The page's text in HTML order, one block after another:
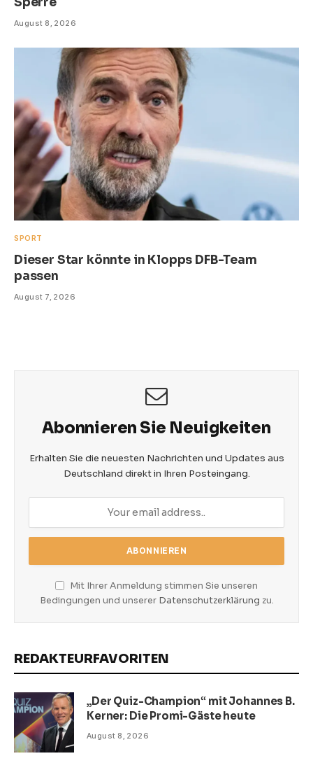
August 8, 2026
SPORT
Dieser Star könnte in Klopps DFB-Team
passen
August 7, 2026
Abonnieren Sie Neuigkeiten
Erhalten Sie die neuesten Nachrichten und Updates aus
Deutschland direkt in Ihren Posteingang.
Mit Ihrer Anmeldung stimmen Sie unseren
Bedingungen und unserer Datenschutzerklärung zu.
REDAKTEURFAVORITEN
„Der Quiz-Champion“ mit Johannes B.
Kerner: Die Promi-Gäste heute
August 8, 2026